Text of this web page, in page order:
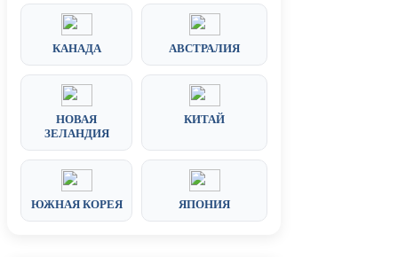
КАНАДА АВСТРАЛИЯ
НОВАЯ
ЗЕЛАНДИЯ
КИТАЙ
ЮЖНАЯ КОРЕЯ ЯПОНИЯ